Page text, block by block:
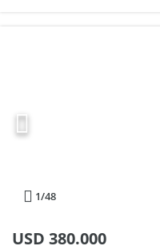
1/48
USD 380.000